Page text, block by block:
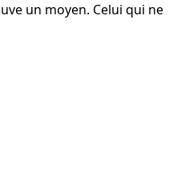
un moyen. Celui qui ne